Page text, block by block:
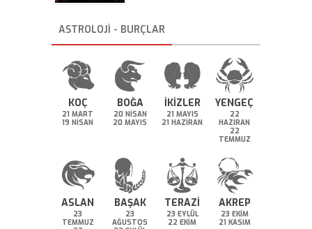
ASTROLOJİ - BURÇLAR
KOÇ
21 MART
19 NİSAN
BOĞA
20 NİSAN
20 MAYIS
İKİZLER
21 MAYIS
21 HAZİRAN
YENGEÇ
22
HAZİRAN
22
TEMMUZ
ASLAN
23
TEMMUZ
BAŞAK
23
AĞUSTOS
TERAZİ
23 EYLÜL
22 EKİM
AKREP
23 EKİM
21 KASIM